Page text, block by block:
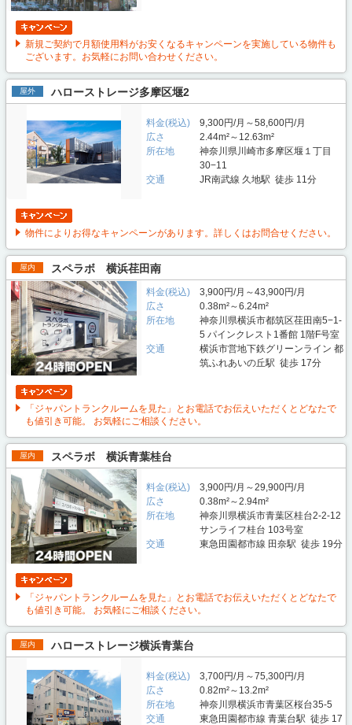
新規ご契約で月額使用料がお安くなるキャンペーンを実施している物件も
ございます。お気軽にお問い合わせください。
屋外 ハローストレージ多摩区堰2
料金(税込)
9,300円/月～58,600円/月
広さ
2.44m²～12.63m²
所在地
神奈川県川崎市多摩区堰１丁目
30−11
交通
JR南武線 久地駅 徒歩 11分
物件によりお得なキャンペーンがあります。詳しくはお問合せください。
屋内 スペラボ 横浜荏田南
料金(税込)
3,900円/月～43,900円/月
広さ
0.38m²～6.24m²
所在地
神奈川県横浜市都筑区荏田南5−1-
5 パインクレスト1番館 1階F号室
交通
横浜市営地下鉄グリーンライン 都
筑ふれあいの丘駅 徒歩 17分
「ジャパントランクルームを見た」とお電話でお伝えいただくとどなたで
も値引き可能。 お気軽にご相談ください。
屋内 スペラボ 横浜青葉桂台
料金(税込)
3,900円/月～29,900円/月
広さ
0.38m²～2.94m²
所在地
神奈川県横浜市青葉区桂台2-2-12
サンライフ桂台 103号室
交通
東急田園都市線 田奈駅 徒歩 19分
「ジャパントランクルームを見た」とお電話でお伝えいただくとどなたで
も値引き可能。 お気軽にご相談ください。
屋内 ハローストレージ横浜青葉台
料金(税込)
3,700円/月～75,300円/月
広さ
0.82m²～13.2m²
所在地
神奈川県横浜市青葉区桜台35-5
交通
東急田園都市線 青葉台駅 徒歩 17